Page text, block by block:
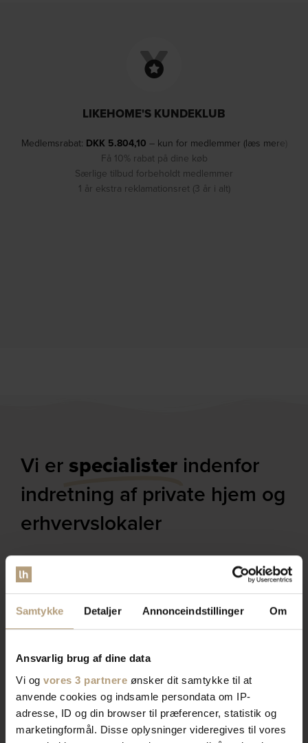
Samtykke Detaljer Annonceindstillinger Om
Ansvarlig brug af dine data
Vi og vores 3 partnere ønsker dit samtykke til at
anvende cookies og indsamle persondata om IP-
adresse, ID og din browser til præferencer, statistik og
marketingformål. Disse oplysninger videregives til vores
LIKEHOME'S KUNDEKLUB
Medlemsrabat: DKK5.804,10 – kun for medlemmer (læs mere)
Få 10% rabat på dine køb
Særlige tilbud forbeholdt medlemmer
1 år ekstra reklamationsret (3 år i alt)
Vi er specialister indenfor
indretning af private hjem og
erhvervslokaler​
Vores brede sortiment forvandler dit rum med stil og
funktionalitet. Find tidløst design, æstetik, eller
og mere, der afspejler din stil. Vores produkter
imponerer. Skab rummet du drømmer om med os.
Bliv kontaktet af en salgskonsulent